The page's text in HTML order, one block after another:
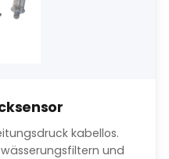
kabellos.
und